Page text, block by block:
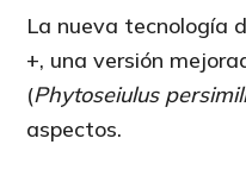
La nueva tecnología
+, una versión
(Phytoseiulus
aspectos.